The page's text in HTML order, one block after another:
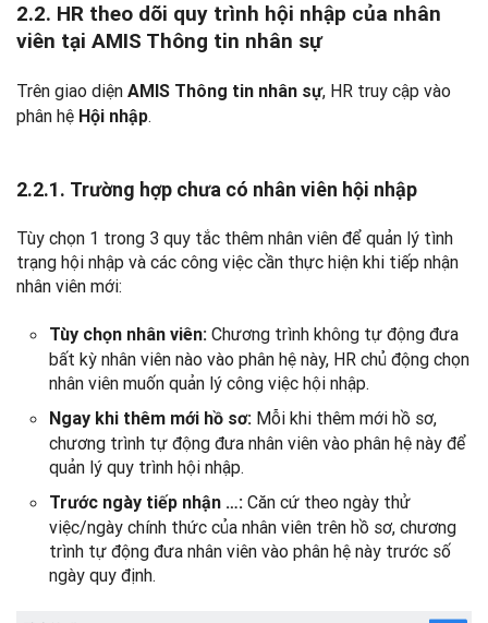
2.2. HR theo dõi quy trình hội nhập của nhân
viên tại AMIS Thông tin nhân sự
Trên giao diện AMIS Thông tin nhân sự, HR truy cập vào
phân hệ Hội nhập.
2.2.1. Trường hợp chưa có nhân viên hội nhập
Tùy chọn 1 trong 3 quy tắc thêm nhân viên để quản lý tình
trạng hội nhập và các công việc cần thực hiện khi tiếp nhận
nhân viên mới:
Tùy chọn nhân viên: Chương trình không tự động đưa
bất kỳ nhân viên nào vào phân hệ này, HR chủ động chọn
nhân viên muốn quản lý công việc hội nhập.
Ngay khi thêm mới hồ sơ: Mỗi khi thêm mới hồ sơ,
chương trình tự động đưa nhân viên vào phân hệ này để
quản lý quy trình hội nhập.
Trước ngày tiếp nhận …: Căn cứ theo ngày thử
việc/ngày chính thức của nhân viên trên hồ sơ, chương
trình tự động đưa nhân viên vào phân hệ này trước số
ngày quy định.